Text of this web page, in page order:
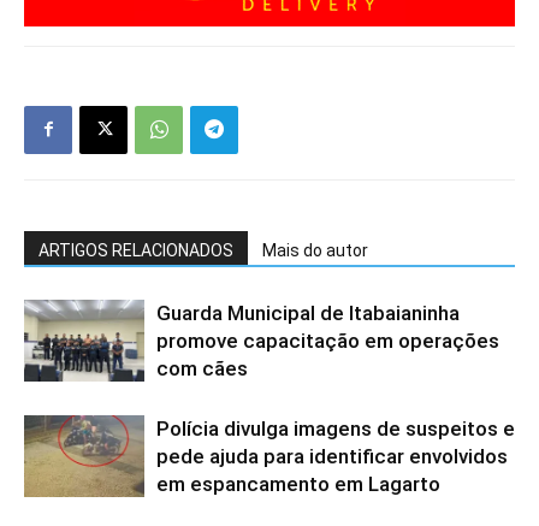
ARTIGOS RELACIONADOS Mais do autor
Guarda Municipal de Itabaianinha
promove capacitação em operações
com cães
Polícia divulga imagens de suspeitos e
pede ajuda para identificar envolvidos
em espancamento em Lagarto